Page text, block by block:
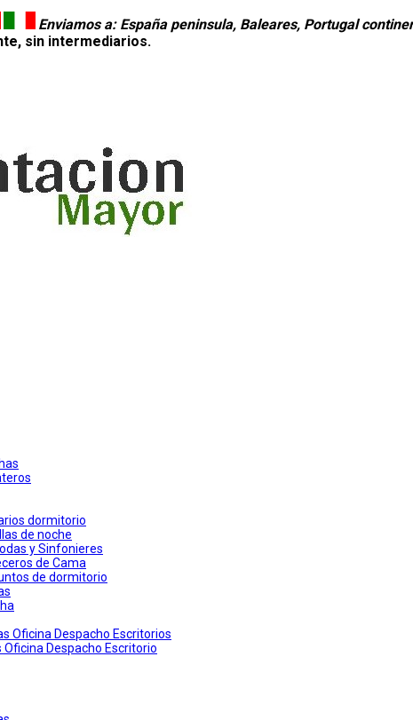
Enviamos a: España peninsula, Baleares, Portugal
sin intermediarios.
dormitorio
de noche
y Sinfonieres
de Cama
de dormitorio
Oficina Despacho Escritorios
Oficina Despacho Escritorio